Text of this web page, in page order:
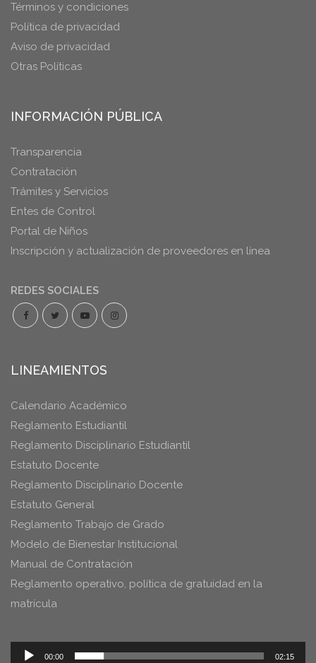
Términos y condiciones
Política de privacidad
Aviso de privacidad
Otras Políticas
INFORMACIÓN PÚBLICA
Transparencia
Contratación
Trámites y Servicios
Entes de Control
Portal de Niños
Inscripción y actualización de proveedores en línea
REDES SOCIALES
LINEAMIENTOS
Calendario Académico
Reglamento Estudiantil
Reglamento Disciplinario Estudiantil
Estatuto Docente
Reglamento Disciplinario Docente
Estatuto General
Reglamento Trabajo de Grado
Modelo de Bienestar Institucional
Manual de Contratación
Reglamento operativo, política de gratuidad en la
matrícula
Reproductor
00:00 02:15